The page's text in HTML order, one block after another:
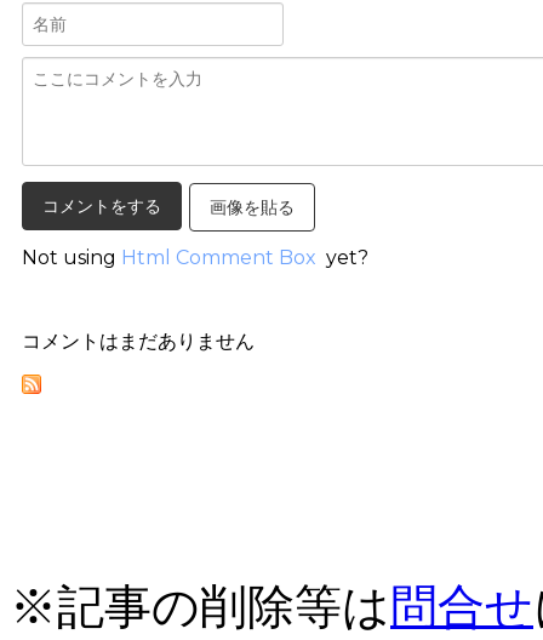
画像を貼る
Not using Html Comment Box yet?
コメントはまだありません
※記事の削除等は 問合せ